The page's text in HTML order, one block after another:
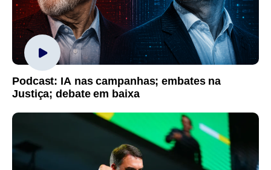
Podcast: IA nas campanhas; embates na
Justiça; debate em baixa